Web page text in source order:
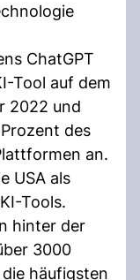
ChatGPT
Tool auf dem
2022 und
des
an.
USA als
Tools.
hinter der
3000
häufigsten